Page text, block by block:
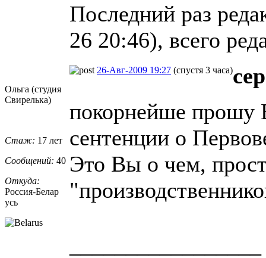
Последний раз
26 20:46), всего
Ольга (студия
Свирелька)
Стаж: 17 лет
Сообщений: 40
Откуда:
Россия-Белар
усь
26-Авг-2009 19:27 (спустя 3 часа)
покорнейше прошу
сентенции о
Это Вы о чем,